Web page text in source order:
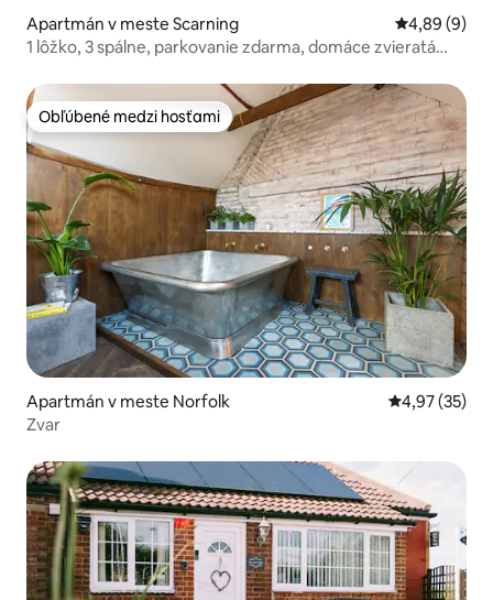
Apartmán v meste Scarning Priemerné
4,89 (9)
1 lôžko, 3 spálne, parkovanie zdarma, domáce zvieratá
Obľúbené medzi hosťami
Obľúbené medzi hosťami
Apartmán v meste Norfolk Priemerné
4,97 (35)
Zvar